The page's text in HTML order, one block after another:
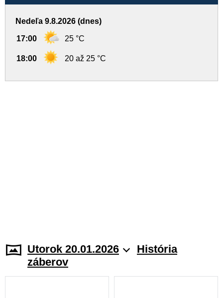
Nedeľa 9.8.2026 (dnes)
17:00 25 °C
18:00 20 až 25 °C
Utorok 20.01.2026
História
záberov